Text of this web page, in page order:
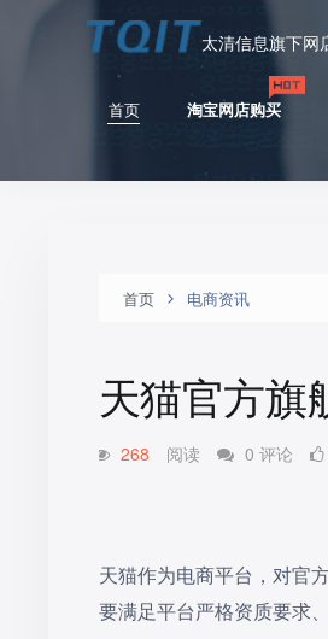
太清信息旗下网
首页 淘宝网店购买
首页 电商资讯
天猫官方旗
268 阅读 0 评论
天猫作为电商平台，对官
要满足平台严格资质要求